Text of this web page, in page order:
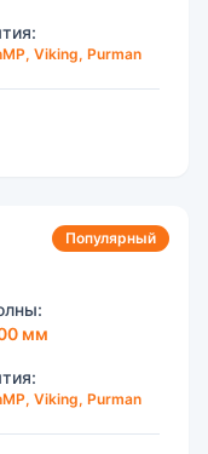
Viking, Purman
Популярный
мм
Viking, Purman